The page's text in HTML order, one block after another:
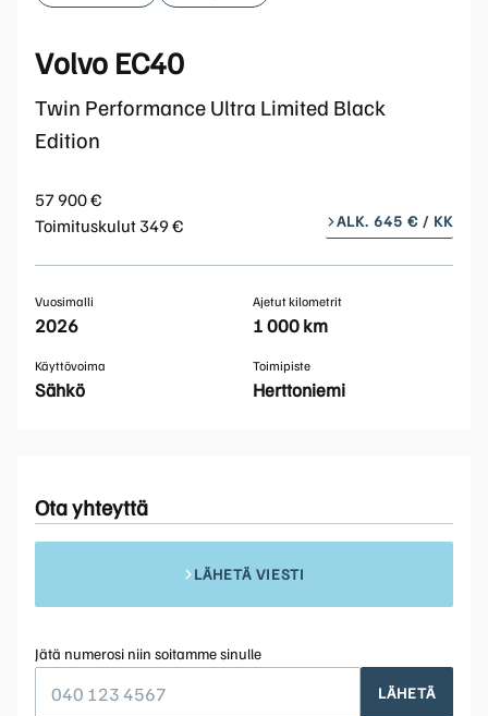
Volvo EC40
Twin Performance Ultra Limited Black
Edition
57 900 €
Toimituskulut 349 €
ALK. 645 € / KK
Vuosimalli
2026
Ajetut kilometrit
1 000 km
Käyttövoima
Sähkö
Toimipiste
Herttoniemi
Ota yhteyttä
LÄHETÄ VIESTI
Jätä numerosi niin soitamme sinulle
LÄHETÄ